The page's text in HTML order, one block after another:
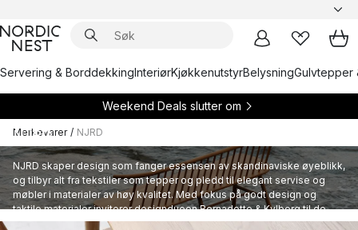
Servering & BorddekkingInteriørKjøkkenutstyrBelysningGulvtepper
Weekend Deals slutter om
Merkevarer / NJRD
NJRD
NJRD skaper design som fanger essensen av skandinaviske øyeblikk,
og tilbyr alt fra tekstiler som tepper og pledd til elegant servise og
møbler i materialer av høy kvalitet. Med fokus på godt design og
taktile materialer inviterer designduoen Bernadotte & Kylberg til de
små, men betydningsfulle øyeblikkene som binder oss sammen.